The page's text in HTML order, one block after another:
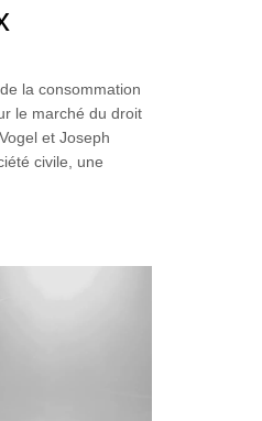
la consommation
le marché du droit
et Joseph
civile, une